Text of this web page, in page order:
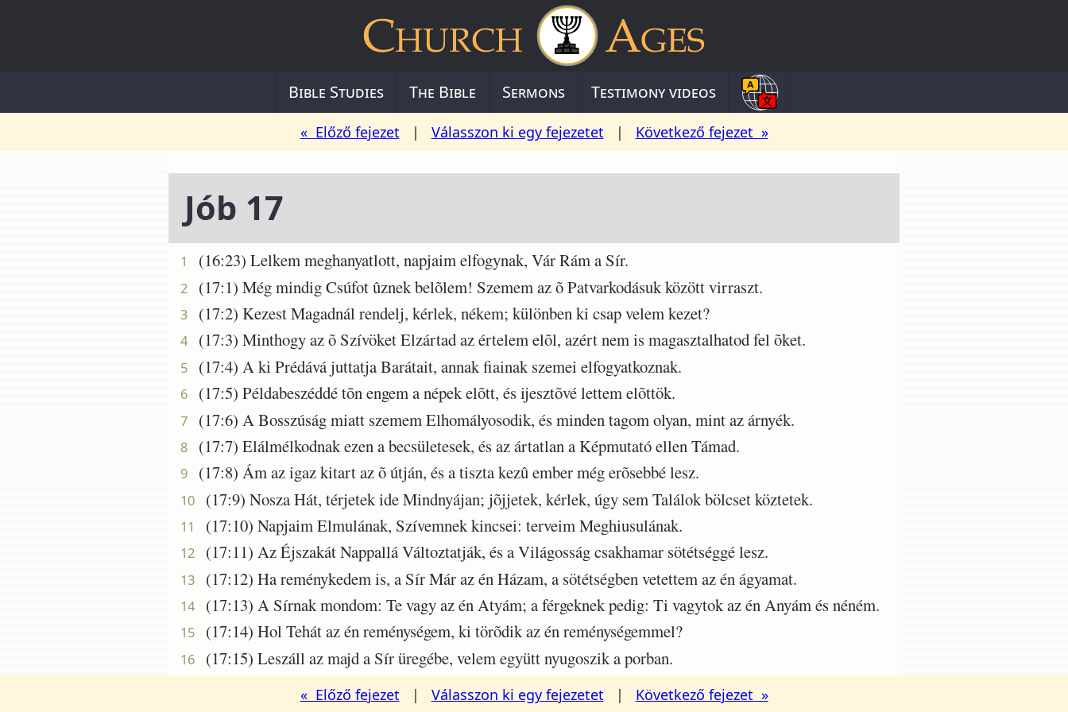
Bible Studies The Bible Sermons Testimony videos
« Előző fejezet | Válasszon ki egy fejezetet | Következő fejezet »
Jób 17
1 (16:23) Lelkem meghanyatlott, napjaim elfogynak, Vár Rám a Sír.
2 (17:1) Még mindig Csúfot ûznek belõlem! Szemem az õ Patvarkodásuk között virraszt.
3 (17:2) Kezest Magadnál rendelj, kérlek, nékem; különben ki csap velem kezet?
4 (17:3) Minthogy az õ Szívöket Elzártad az értelem elõl, azért nem is magasztalhatod fel õket.
5 (17:4) A ki Prédává juttatja Barátait, annak fiainak szemei elfogyatkoznak.
6 (17:5) Példabeszéddé tõn engem a népek elõtt, és ijesztõvé lettem elõttök.
7 (17:6) A Bosszúság miatt szemem Elhomályosodik, és minden tagom olyan, mint az árnyék.
8 (17:7) Elálmélkodnak ezen a becsületesek, és az ártatlan a Képmutató ellen Támad.
9 (17:8) Ám az igaz kitart az õ útján, és a tiszta kezû ember még erõsebbé lesz.
10 (17:9) Nosza Hát, térjetek ide Mindnyájan; jõjjetek, kérlek, úgy sem Találok bölcset köztetek.
11 (17:10) Napjaim Elmulának, Szívemnek kincsei: terveim Meghiusulának.
12 (17:11) Az Éjszakát Nappallá Változtatják, és a Világosság csakhamar sötétséggé lesz.
13 (17:12) Ha reménykedem is, a Sír Már az én Házam, a sötétségben vetettem az én ágyamat.
14 (17:13) A Sírnak mondom: Te vagy az én Atyám; a férgeknek pedig: Ti vagytok az én Anyám és néném.
15 (17:14) Hol Tehát az én reménységem, ki törõdik az én reménységemmel?
16 (17:15) Leszáll az majd a Sír üregébe, velem együtt nyugoszik a porban.
« Előző fejezet | Válasszon ki egy fejezetet | Következő fejezet »